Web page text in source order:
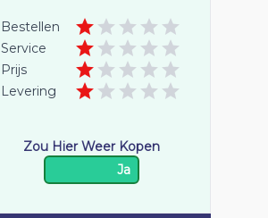
Bestellen
Service
Prijs
Levering
Zou Hier Weer Kopen
Ja